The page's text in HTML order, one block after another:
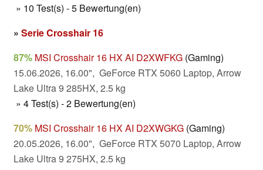
» 10 Test(s) - 5 Bewertung(en)
» Serie Crosshair 16
87% MSI Crosshair 16 HX AI D2XWFKG (Gaming)
15.06.2026, 16.00", GeForce RTX 5060 Laptop, Arrow
Lake Ultra 9 285HX, 2.5 kg
» 4 Test(s) - 2 Bewertung(en)
70% MSI Crosshair 16 HX AI D2XWGKG (Gaming)
20.05.2026, 16.00", GeForce RTX 5070 Laptop, Arrow
Lake Ultra 9 275HX, 2.5 kg